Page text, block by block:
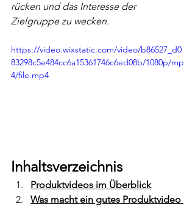
rücken und das Interesse der
Zielgruppe zu wecken.
https://video.wixstatic.com/video/b86527_d0
83298c5e484cc6a15361746c6ed08b/1080p/mp
4/file.mp4
Inhaltsverzeichnis
Produktvideos im Überblick
Was macht ein gutes Produktvideo